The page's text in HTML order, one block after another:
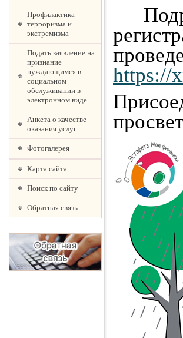
Профилактика
терроризма и
экстремизма
Подать заявление на
признание
нуждающимся в
социальном
обслуживании в
электронном виде
Анкета о качестве
оказания услуг
Фотогалерея
Карта сайта
Поиск по сайту
Обратная связь
https://